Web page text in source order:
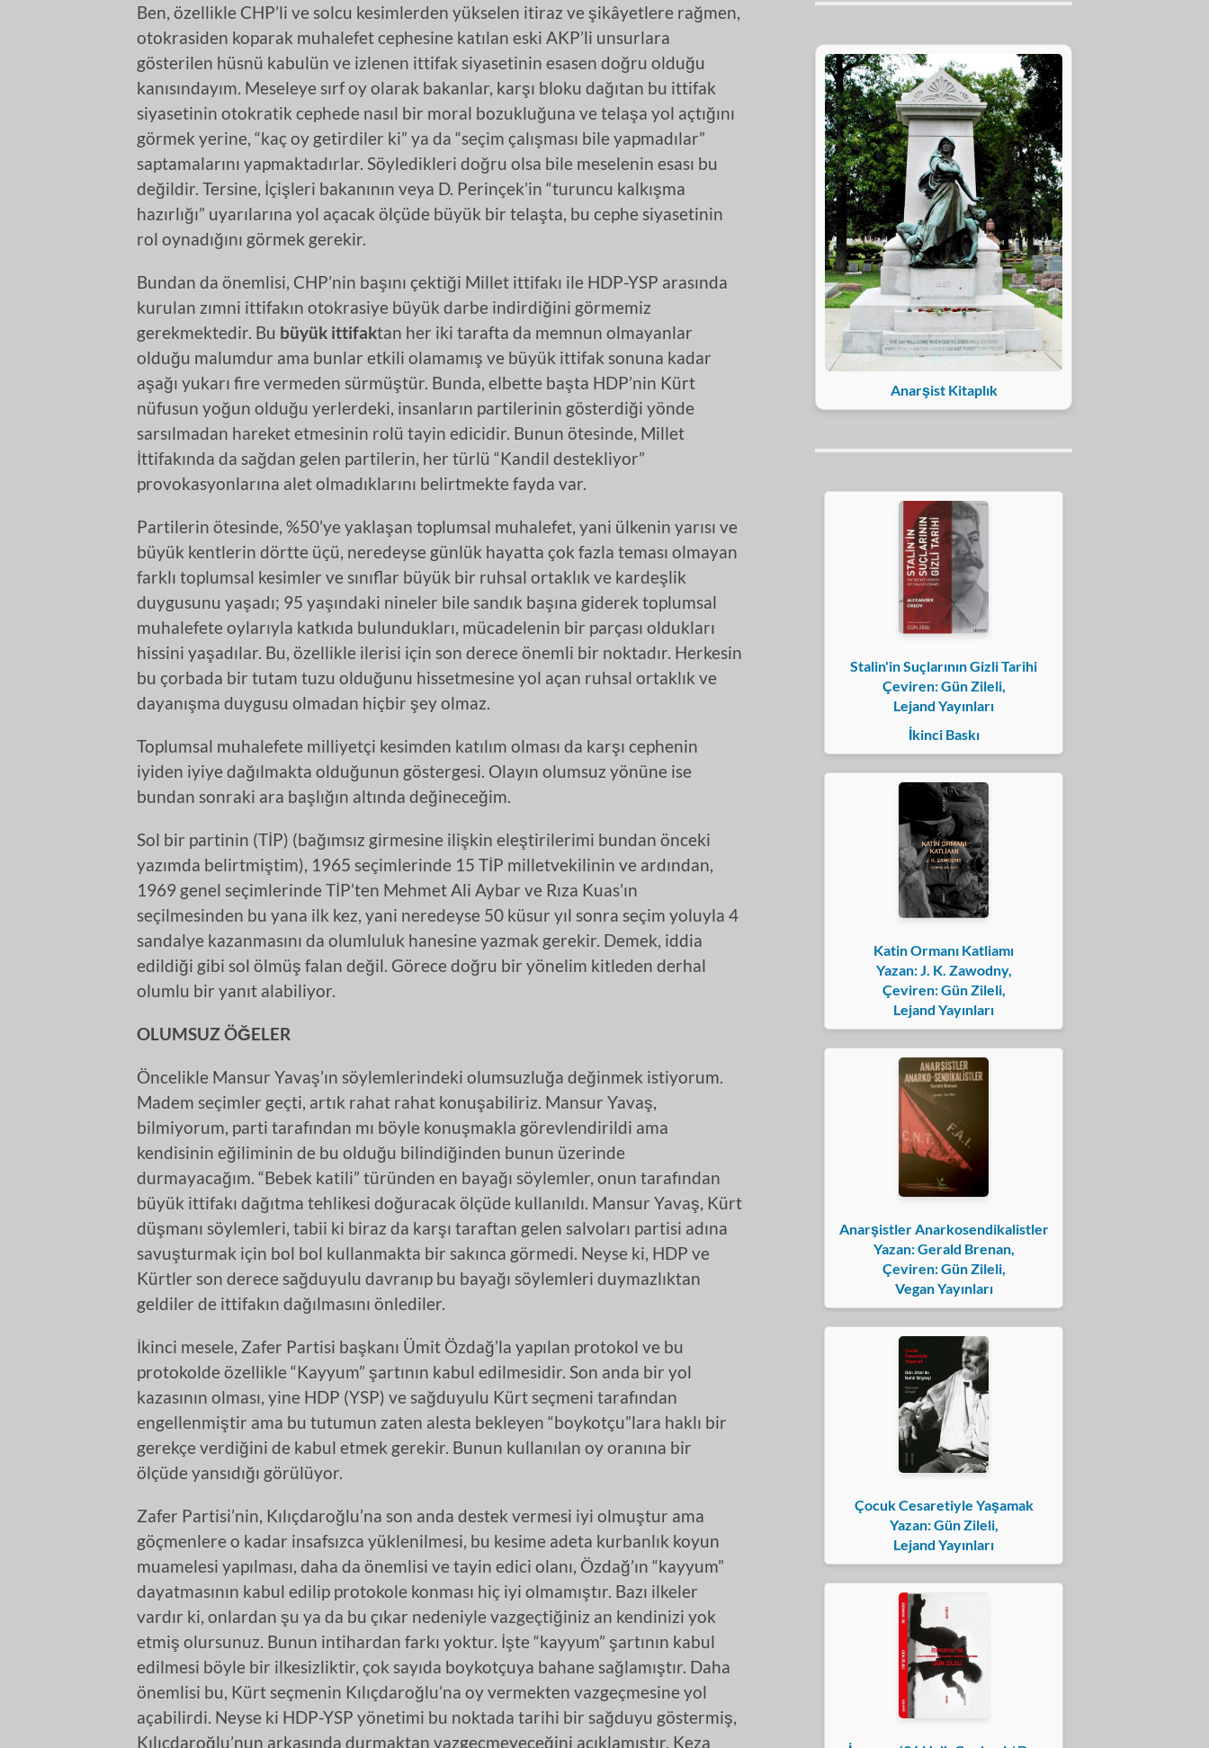
Ben, özellikle CHP’li ve solcu kesimlerden yükselen itiraz ve şikâyetlere rağmen,
otokrasiden koparak muhalefet cephesine katılan eski AKP’li unsurlara
gösterilen hüsnü kabulün ve izlenen ittifak siyasetinin esasen doğru olduğu
kanısındayım. Meseleye sırf oy olarak bakanlar, karşı bloku dağıtan bu ittifak
siyasetinin otokratik cephede nasıl bir moral bozukluğuna ve telaşa yol açtığını
görmek yerine, “kaç oy getirdiler ki” ya da “seçim çalışması bile yapmadılar”
saptamalarını yapmaktadırlar. Söyledikleri doğru olsa bile meselenin esası bu
değildir. Tersine, İçişleri bakanının veya D. Perinçek’in “turuncu kalkışma
hazırlığı” uyarılarına yol açacak ölçüde büyük bir telaşta, bu cephe siyasetinin
rol oynadığını görmek gerekir.
Bundan da önemlisi, CHP’nin başını çektiği Millet ittifakı ile HDP-YSP arasında
kurulan zımni ittifakın otokrasiye büyük darbe indirdiğini görmemiz
gerekmektedir. Bu büyük ittifaktan her iki tarafta da memnun olmayanlar
olduğu malumdur ama bunlar etkili olamamış ve büyük ittifak sonuna kadar
aşağı yukarı fire vermeden sürmüştür. Bunda, elbette başta HDP’nin Kürt
nüfusun yoğun olduğu yerlerdeki, insanların partilerinin gösterdiği yönde
sarsılmadan hareket etmesinin rolü tayin edicidir. Bunun ötesinde, Millet
İttifakında da sağdan gelen partilerin, her türlü “Kandil destekliyor”
provokasyonlarına alet olmadıklarını belirtmekte fayda var.
Partilerin ötesinde, %50’ye yaklaşan toplumsal muhalefet, yani ülkenin yarısı ve
büyük kentlerin dörtte üçü, neredeyse günlük hayatta çok fazla teması olmayan
farklı toplumsal kesimler ve sınıflar büyük bir ruhsal ortaklık ve kardeşlik
duygusunu yaşadı; 95 yaşındaki nineler bile sandık başına giderek toplumsal
muhalefete oylarıyla katkıda bulundukları, mücadelenin bir parçası oldukları
hissini yaşadılar. Bu, özellikle ilerisi için son derece önemli bir noktadır. Herkesin
bu çorbada bir tutam tuzu olduğunu hissetmesine yol açan ruhsal ortaklık ve
dayanışma duygusu olmadan hiçbir şey olmaz.
Toplumsal muhalefete milliyetçi kesimden katılım olması da karşı cephenin
iyiden iyiye dağılmakta olduğunun göstergesi. Olayın olumsuz yönüne ise
bundan sonraki ara başlığın altında değineceğim.
Sol bir partinin (TİP) (bağımsız girmesine ilişkin eleştirilerimi bundan önceki
yazımda belirtmiştim), 1965 seçimlerinde 15 TİP milletvekilinin ve ardından,
1969 genel seçimlerinde TİP’ten Mehmet Ali Aybar ve Rıza Kuas’ın
seçilmesinden bu yana ilk kez, yani neredeyse 50 küsur yıl sonra seçim yoluyla 4
sandalye kazanmasını da olumluluk hanesine yazmak gerekir. Demek, iddia
edildiği gibi sol ölmüş falan değil. Görece doğru bir yönelim kitleden derhal
olumlu bir yanıt alabiliyor.
OLUMSUZ ÖĞELER
Öncelikle Mansur Yavaş’ın söylemlerindeki olumsuzluğa değinmek istiyorum.
Madem seçimler geçti, artık rahat rahat konuşabiliriz. Mansur Yavaş,
bilmiyorum, parti tarafından mı böyle konuşmakla görevlendirildi ama
kendisinin eğiliminin de bu olduğu bilindiğinden bunun üzerinde
durmayacağım. “Bebek katili” türünden en bayağı söylemler, onun tarafından
büyük ittifakı dağıtma tehlikesi doğuracak ölçüde kullanıldı. Mansur Yavaş, Kürt
düşmanı söylemleri, tabii ki biraz da karşı taraftan gelen salvoları partisi adına
savuşturmak için bol bol kullanmakta bir sakınca görmedi. Neyse ki, HDP ve
Kürtler son derece sağduyulu davranıp bu bayağı söylemleri duymazlıktan
geldiler de ittifakın dağılmasını önlediler.
İkinci mesele, Zafer Partisi başkanı Ümit Özdağ’la yapılan protokol ve bu
protokolde özellikle “Kayyum” şartının kabul edilmesidir. Son anda bir yol
kazasının olması, yine HDP (YSP) ve sağduyulu Kürt seçmeni tarafından
engellenmiştir ama bu tutumun zaten alesta bekleyen “boykotçu”lara haklı bir
gerekçe verdiğini de kabul etmek gerekir. Bunun kullanılan oy oranına bir
ölçüde yansıdığı görülüyor.
Zafer Partisi’nin, Kılıçdaroğlu’na son anda destek vermesi iyi olmuştur ama
göçmenlere o kadar insafsızca yüklenilmesi, bu kesime adeta kurbanlık koyun
muamelesi yapılması, daha da önemlisi ve tayin edici olanı, Özdağ’ın “kayyum”
dayatmasının kabul edilip protokole konması hiç iyi olmamıştır. Bazı ilkeler
vardır ki, onlardan şu ya da bu çıkar nedeniyle vazgeçtiğiniz an kendinizi yok
etmiş olursunuz. Bunun intihardan farkı yoktur. İşte “kayyum” şartının kabul
edilmesi böyle bir ilkesizliktir, çok sayıda boykotçuya bahane sağlamıştır. Daha
önemlisi bu, Kürt seçmenin Kılıçdaroğlu’na oy vermekten vazgeçmesine yol
açabilirdi. Neyse ki HDP-YSP yönetimi bu noktada tarihi bir sağduyu göstermiş,
Kılıçdaroğlu’nun arkasında durmaktan vazgeçmeyeceğini açıklamıştır. Keza
Anarşist Kitaplık
Stalin'in Suçlarının Gizli Tarihi
Çeviren: Gün Zileli,
Lejand Yayınları
İkinci Baskı
Katin Ormanı Katliamı
Yazan: J. K. Zawodny,
Çeviren: Gün Zileli,
Lejand Yayınları
Anarşistler Anarkosendikalistler
Yazan: Gerald Brenan,
Çeviren: Gün Zileli,
Vegan Yayınları
Çocuk Cesaretiyle Yaşamak
Yazan: Gün Zileli,
Lejand Yayınları